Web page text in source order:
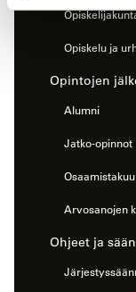
Opiskelu ja
Opintojen
Alumni
Jatko-opinnot
Arvosanojen
Ohjeet ja